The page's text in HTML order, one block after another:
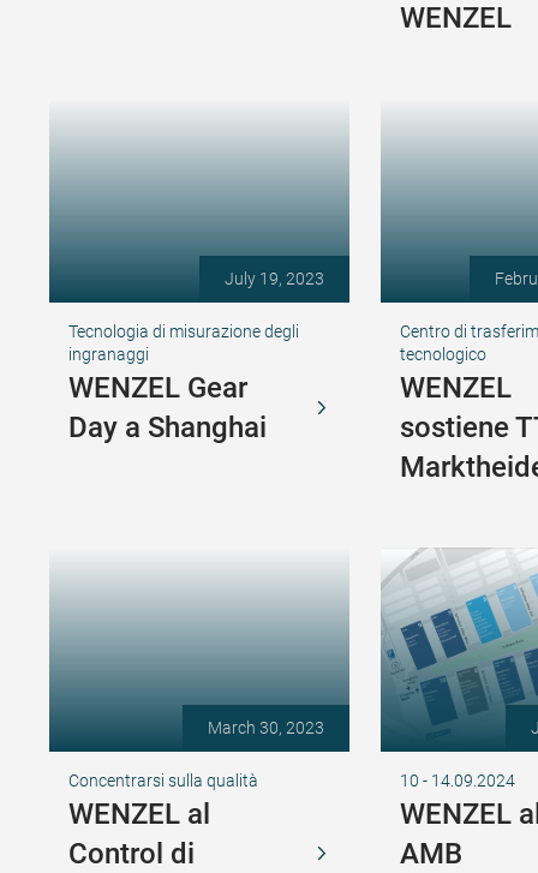
WENZEL
July 19, 2023
Tecnologia di misurazione degli
ingranaggi
WENZEL Gear
Day a Shanghai
Centro di
tecnologico
WENZEL
sostiene
March 30, 2023
Concentrarsi sulla qualità
WENZEL al
Control di
10 - 14.09.2024
WENZEL
AMB